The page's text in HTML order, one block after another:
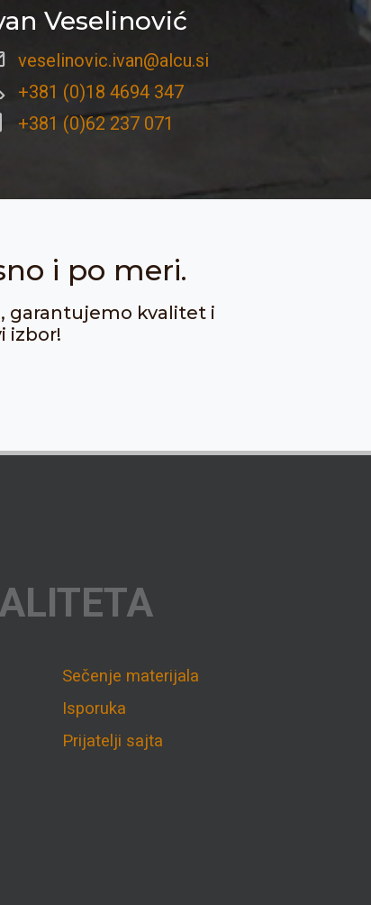
Veselinović
veselinovic.ivan@alcu.si
+381 (0)18 4694 347
+381 (0)62 237 071
i po meri.
garantujemo kvalitet i
izbor!
Sečenje materijala
Isporuka
Prijatelji sajta